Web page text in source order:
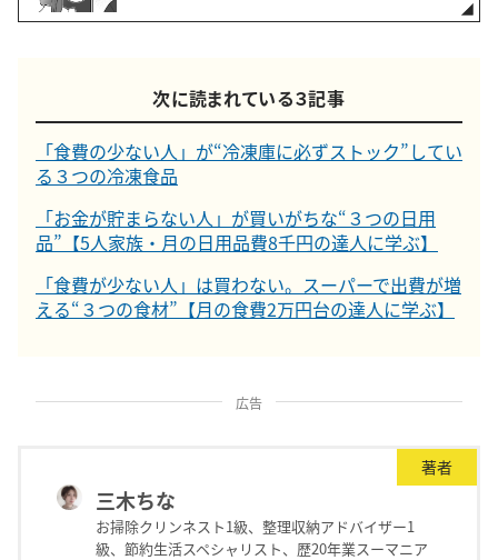
次に読まれている３記事
「食費の少ない人」が“冷凍庫に必ずストック”してい
る３つの冷凍食品
「お金が貯まらない人」が買いがちな“３つの日用
品”【5人家族・月の日用品費8千円の達人に学ぶ】
「食費が少ない人」は買わない。スーパーで出費が増
える“３つの食材”【月の食費2万円台の達人に学ぶ】
広告
著者
三木ちな
お掃除クリンネスト1級、整理収納アドバイザー1
級、節約生活スペシャリスト、歴20年業スーマニア